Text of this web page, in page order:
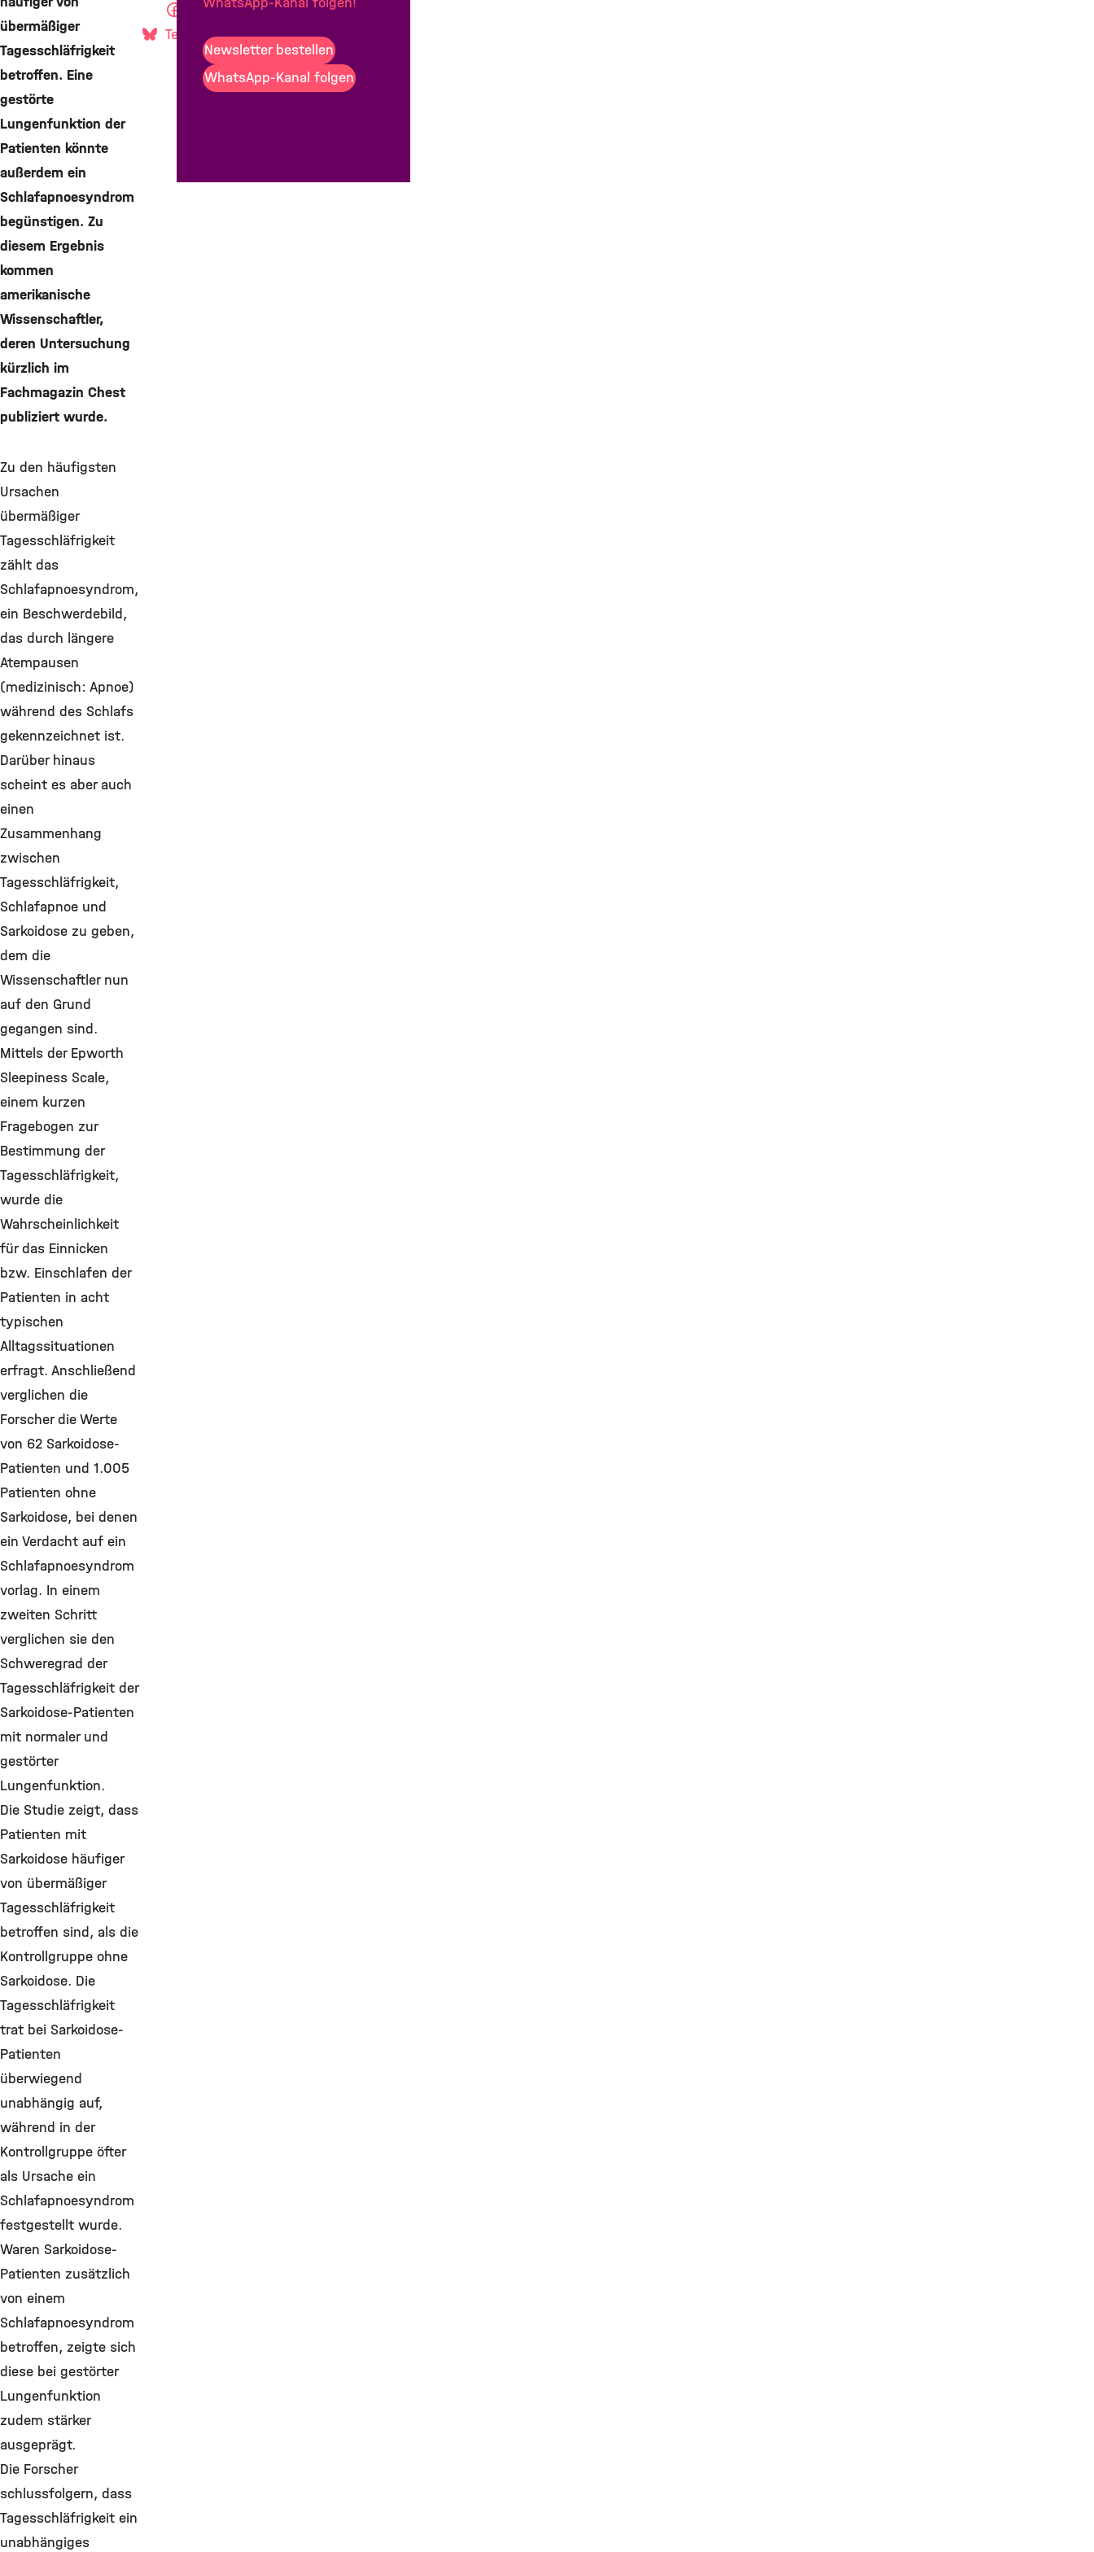
übermäßiger
Tagesschläfrigkeit
betroffen. Eine
gestörte
Lungenfunktion der
Patienten könnte
außerdem ein
Schlafapnoesyndrom
begünstigen. Zu
diesem Ergebnis
kommen
amerikanische
Wissenschaftler,
deren Untersuchung
kürzlich im
Fachmagazin Chest
publiziert wurde.
Zu den häufigsten
Ursachen
übermäßiger
Tagesschläfrigkeit
zählt das
Schlafapnoesyndrom,
ein Beschwerdebild,
das durch längere
Atempausen
(medizinisch: Apnoe)
während des Schlafs
gekennzeichnet ist.
Darüber hinaus
scheint es aber auch
einen
Zusammenhang
zwischen
Tagesschläfrigkeit,
Schlafapnoe und
Sarkoidose zu geben,
dem die
Wissenschaftler nun
auf den Grund
gegangen sind.
Mittels der Epworth
Sleepiness Scale,
einem kurzen
Fragebogen zur
Bestimmung der
Tagesschläfrigkeit,
wurde die
Wahrscheinlichkeit
für das Einnicken
bzw. Einschlafen der
Patienten in acht
typischen
Alltagssituationen
erfragt. Anschließend
verglichen die
Forscher die Werte
von 62 Sarkoidose-
Patienten und 1.005
Patienten ohne
Sarkoidose, bei denen
ein Verdacht auf ein
Schlafapnoesyndrom
vorlag. In einem
zweiten Schritt
verglichen sie den
Schweregrad der
Tagesschläfrigkeit der
Sarkoidose-Patienten
mit normaler und
gestörter
Lungenfunktion.
Die Studie zeigt, dass
Patienten mit
Sarkoidose häufiger
von übermäßiger
Tagesschläfrigkeit
betroffen sind, als die
Kontrollgruppe ohne
Sarkoidose. Die
Tagesschläfrigkeit
trat bei Sarkoidose-
Patienten
überwiegend
unabhängig auf,
während in der
Kontrollgruppe öfter
als Ursache ein
Schlafapnoesyndrom
festgestellt wurde.
Waren Sarkoidose-
Patienten zusätzlich
von einem
Schlafapnoesyndrom
betroffen, zeigte sich
diese bei gestörter
Lungenfunktion
zudem stärker
ausgeprägt.
Die Forscher
schlussfolgern, dass
Tagesschläfrigkeit ein
unabhängiges
Teilen
Teilen
Mail
Newsletter bestellen
WhatsApp-Kanal folgen